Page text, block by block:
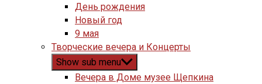
День рождения
Новый год
9 мая
Творческие вечера и Концерты
Show sub menu
Вечера в Доме музее Щепкина